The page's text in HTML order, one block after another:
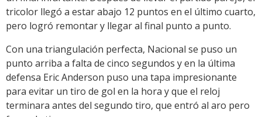
tricolor llegó a estar abajo 12 puntos en el último cuarto,
pero logró remontar y llegar al final punto a punto.
Con una triangulación perfecta, Nacional se puso un
punto arriba a falta de cinco segundos y en la última
defensa Eric Anderson puso una tapa impresionante
para evitar un tiro de gol en la hora y que el reloj
terminara antes del segundo tiro, que entró al aro pero